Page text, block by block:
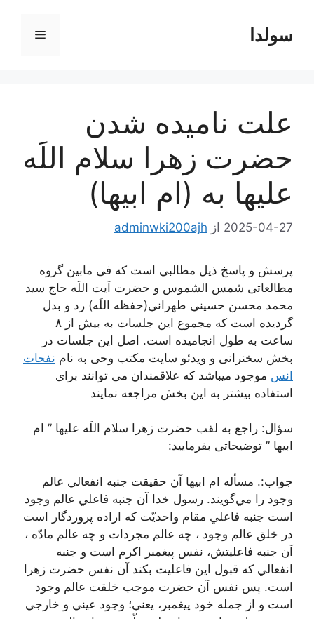
محتواسولدا فهرست
علت نامیده شدن
حضرت زهرا سلام اللَه
عليها به (ام ابیها)
2025-04-27 از adminwki200ajh
پرسش و پاسخ ذیل مطالبي است که فی مابین گروه
مطالعاتی شمس الشموس و حضرت آیت اللَه حاج سید
محمد محسن حسيني طهراني(حفظه اللَه) رد و بدل
گردیده است که مجموع این جلسات به بیش از ٨
ساعت به طول انجامیده است. اصل این جلسات در
بخش سخنرانی و ویدئو سایت مکتب وحی به نام نفحات
انس موجود میباشد که علاقمندان می توانند برای
استفاده بیشتر به این بخش مراجعه نمایند
سؤال: راجع به لقب حضرت زهرا سلام اللَه علیها ” ام
ابيها ” توضيحاتی بفرمایید:
جواب:. مسأله ام ابيها آن حقيقت جنبه انفعالي عالم
وجود را مي‌گويند. رسول خدا آن جنبه فاعلي عالم وجود
است جنبه فاعلي مقام واحديّت كه اراده پروردگار است
در خلق عالم وجود ، چه عالم مجردات و چه عالم مادّه ،
آن جنبه فاعليتش، نفس پيغمبر اكرم است و جنبه
انفعالي كه قبول اين فاعليت بكند آن نفس حضرت زهرا
است. پس نفس آن حضرت موجب خلقت عالم وجود
است و از جمله خود پيغمبر، يعني؛ وجود عيني و خارجي